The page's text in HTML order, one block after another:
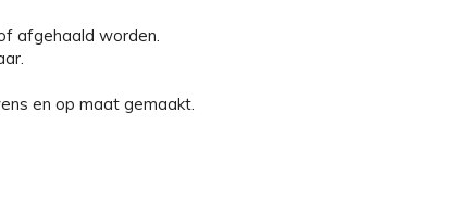
afgehaald worden.
en op maat gemaakt.